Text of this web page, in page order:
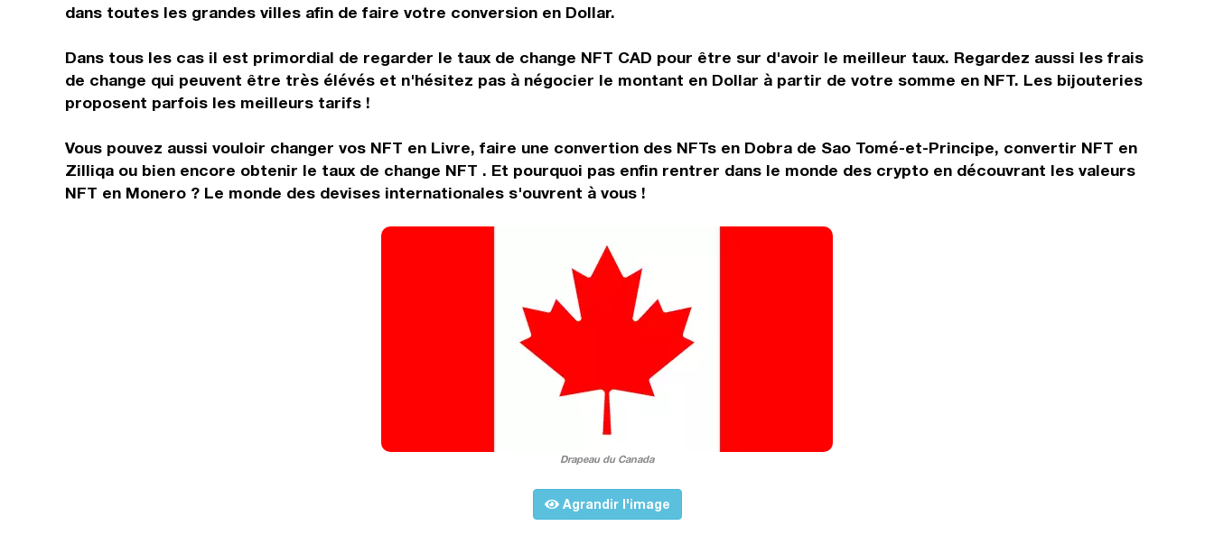
dans toutes les grandes villes afin de faire votre conversion en Dollar.
Dans tous les cas il est primordial de regarder le taux de change NFT CAD pour être sur d'avoir le meilleur taux. Regardez aussi les frais
de change qui peuvent être très élévés et n'hésitez pas à négocier le montant en Dollar à partir de votre somme en NFT. Les bijouteries
proposent parfois les meilleurs tarifs !
Vous pouvez aussi vouloir changer vos NFT en Livre, faire une convertion des NFTs en Dobra de Sao Tomé-et-Principe, convertir NFT en
Zilliqa ou bien encore obtenir le taux de change NFT . Et pourquoi pas enfin rentrer dans le monde des crypto en découvrant les valeurs
NFT en Monero ? Le monde des devises internationales s'ouvrent à vous !
Drapeau du Canada
Agrandir l'image